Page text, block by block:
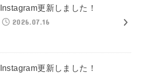
Instagram更新しました！
2026.07.16
Instagram更新しました！